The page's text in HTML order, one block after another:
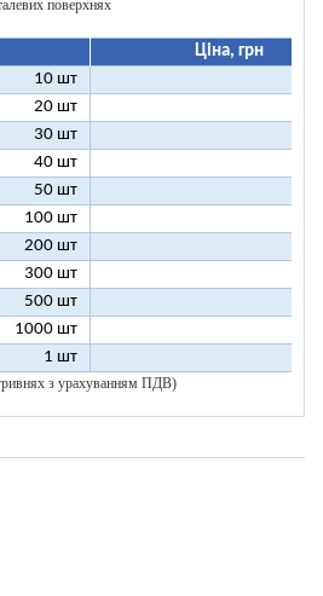
поверхнях
Ціна, грн
10 шт
20 шт
30 шт
40 шт
50 шт
100 шт
200 шт
300 шт
500 шт
1000 шт
1 шт
гривнях з урахуванням ПДВ)